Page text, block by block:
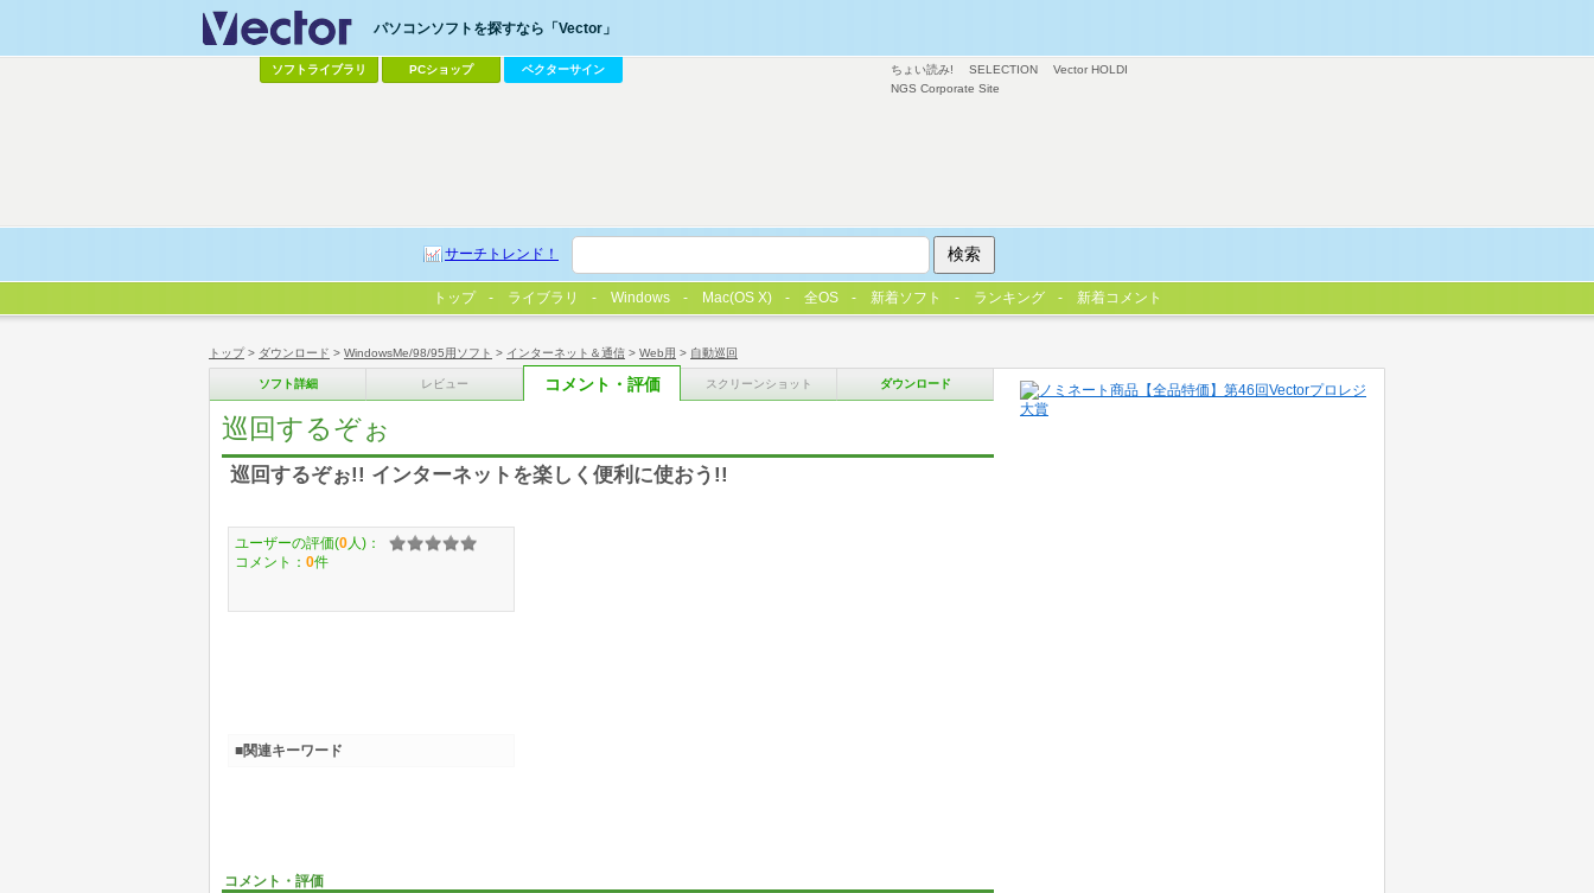
トップ> ダウンロード > WindowsMe/98/95用ソフト > インターネット＆通信 > Web用 > 自動巡回
ソフト詳細 レビュー コメント・評価 スクリーンショット ダウンロード
巡回するぞぉ
巡回するぞぉ!! インターネットを楽しく便利に使おう!!
コメント・評価
ユーザーの評価(0 人)：
コメント： 0件
■関連キーワード
ちょい読み! SELECTION
Vector HOLDI
NGS Corporate Site
パソコンソフトを探すなら「Vector」
ソフトライブラリ PCショップ ベクターサイン
サーチトレンド！
トップ ライブラリ Windows Mac(OS X) 全OS 新着ソフト ランキング 新着コメント